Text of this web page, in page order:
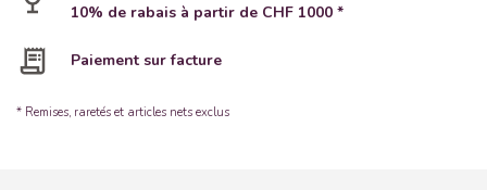
10% de rabais à partir de CHF 1000 *
Paiement sur facture
* Remises, raretés et articles nets exclus